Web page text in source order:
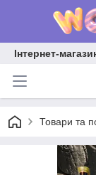
Інтернет-
Товари та